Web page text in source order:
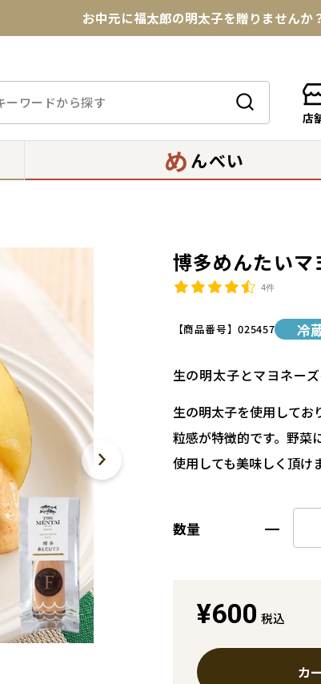
★めんべい25周年記念商品が登場★
送料全国一律770円！10,800円以上で送料無
店
め んべい
博多めんたい
4件
【商品番号】025457 冷
生の明太子とマヨネー
生の明太子を使用してお
粒感が特徴的です。野菜
使用しても美味しく頂け
数量
¥600 税込
カ